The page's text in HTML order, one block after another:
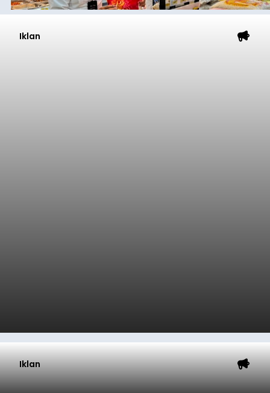
Iklan
Iklan